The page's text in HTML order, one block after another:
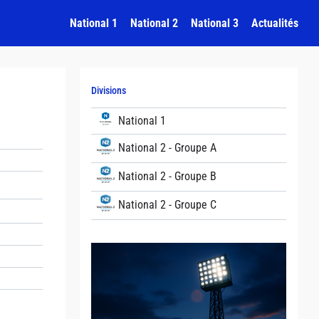
National 1 National 2 National 3 Actualités
Divisions
National 1
National 2 - Groupe A
National 2 - Groupe B
National 2 - Groupe C